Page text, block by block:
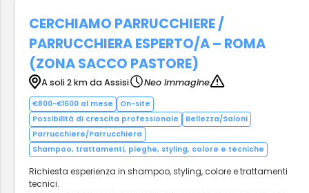
CERCHIAMO PARRUCCHIERE /
PARRUCCHIERA ESPERTO/A – ROMA
(ZONA SACCO PASTORE)
A soli 2 km da Assisi Neo Immagine
€800-€1600 al mese
On-site
Possibilità di crescita professionale
Bellezza/Saloni
Parrucchiere/Parrucchiera
Shampoo, trattamenti, pieghe, styling, colore e tecniche
Richiesta esperienza in shampoo, styling, colore e trattamenti
tecnici.